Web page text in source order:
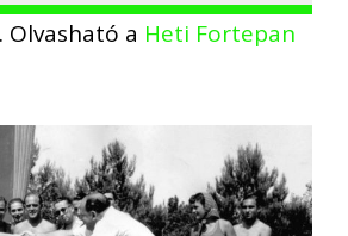
Olvasható a Heti Fortepan